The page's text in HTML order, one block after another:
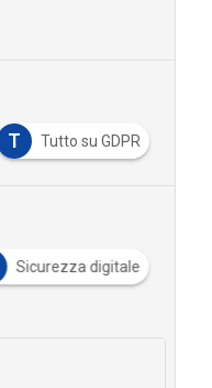
T Tutto su GDPR
Sicurezza digitale